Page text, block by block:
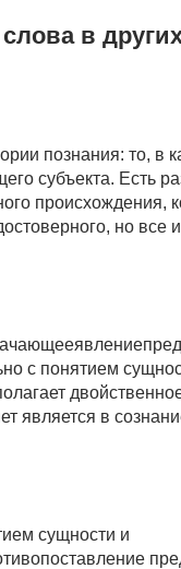
в
познания: то, в
субъекта. Есть
происхождения,
но все
с понятием
является в
сущности и